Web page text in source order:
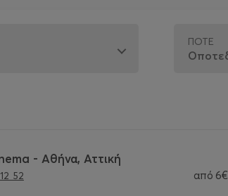
ΠΌΤΕ
- Αθήνα, Αττική
52 από 6€